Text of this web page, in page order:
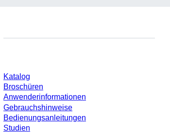
Katalog
Broschüren
Anwenderinformationen
Gebrauchshinweise
Bedienungsanleitungen
Studien